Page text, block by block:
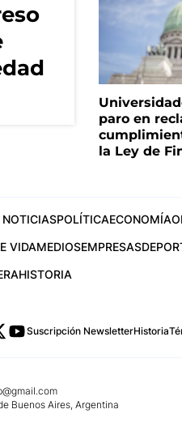
paro en
la Ley de
POLÍTICAECONOMÍA
VIDAMEDIOSEMPRESAS
HISTORIA
Suscripción NewsletterHistoria
Buenos Aires, Argentina